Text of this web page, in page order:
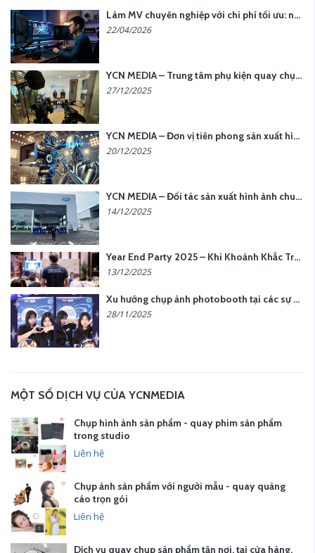
Làm MV chuyên nghiệp với chi phí tối ưu: nên chọn quay thực tế hay video AI?
22/04/2026
YCN MEDIA – Trung tâm phụ kiện quay chụp tại Hà Nội
27/12/2025
YCN MEDIA – Đơn vị tiên phong sản xuất hình ảnh & âm thanh bằng AI tại Hà Nội
20/12/2025
YCN MEDIA – Đối tác sản xuất hình ảnh chuyên nghiệp cho doanh nghiệp tại Hà Nội
14/12/2025
Year End Party 2025 – Khi Khoảnh Khắc Trở Thành Dấu Ấn | Gói Ưu Đãi Tháng 12 Từ YCN Media
13/12/2025
Xu hướng chụp ảnh photobooth tại các sự kiện hiện nay
28/11/2025
MỘT SỐ DỊCH VỤ CỦA YCNMEDIA
Chụp hình ảnh sản phẩm - quay phim sản phẩm
trong studio
Liên hệ
Chụp ảnh sản phẩm với người mẫu - quay quảng
cáo trọn gói
Liên hệ
Dịch vụ quay chụp sản phẩm tận nơi, tại cửa hàng,